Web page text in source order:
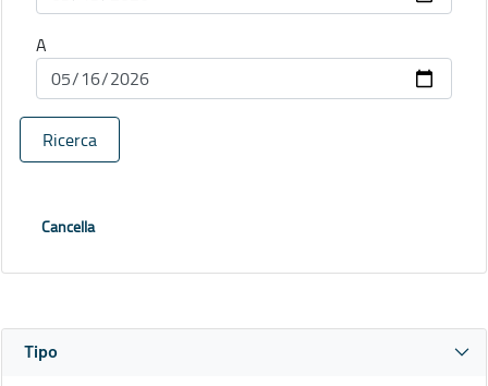
A
Ricerca
Cancella
Tipo